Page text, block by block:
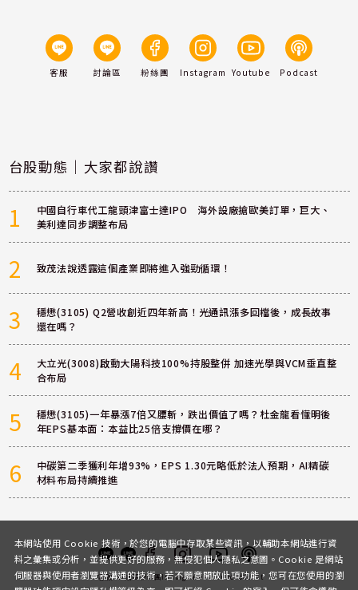
客服 討論區 粉絲團 Instagram Youtube Podcast
台股動態｜大家都說讚
1
中國自行車代工龍頭津富士達IPO 海外設廠搶歐美訂單，巨大、
美利達同步調整布局
2 致茂法說透露這個產業即將進入強勁循環！
3
穩懋(3105) Q2營收創近四年新高！光通訊漲多回檔後，成長故事
還在嗎？
4
大立光(3008)啟動大陽科技100%持股整併 加速光學與VCM垂直整
合布局
5
穩懋(3105)一年暴漲7倍又腰斬，跌出價值了嗎？杜金龍看懂明後
年EPS基本面：本益比25倍支撐價在哪？
6
中碳第二季獲利年增93%，EPS 1.30元略低於法人預期，AI精碳
材料布局持續推進
客服 討論區粉絲團InstagramYoutubePodcast
本網站使用 Cookie 技術，於您的電腦中存取某些資訊，以輔助本網站進行資
料之彙集或分析，並提供更好的服務，無侵犯個人隱私之意圖。Cookie 是網站
伺服器與使用者瀏覽器溝通的技術，若不願意開放此項功能，您可在您使用的瀏